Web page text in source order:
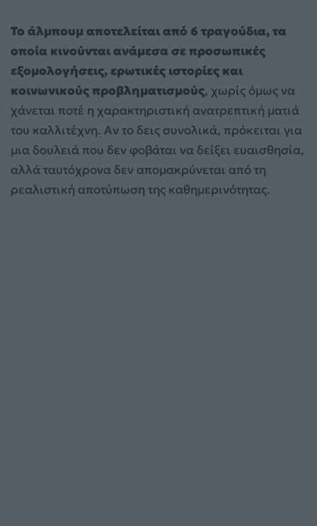
Το άλμπουμ αποτελείται από 6 τραγούδια, τα
οποία κινούνται ανάμεσα σε προσωπικές
εξομολογήσεις, ερωτικές ιστορίες και
κοινωνικούς προβληματισμούς, χωρίς όμως να
χάνεται ποτέ η χαρακτηριστική ανατρεπτική ματιά
του καλλιτέχνη. Αν το δεις συνολικά, πρόκειται για
μια δουλειά που δεν φοβάται να δείξει ευαισθησία,
αλλά ταυτόχρονα δεν απομακρύνεται από τη
ρεαλιστική αποτύπωση της καθημερινότητας.